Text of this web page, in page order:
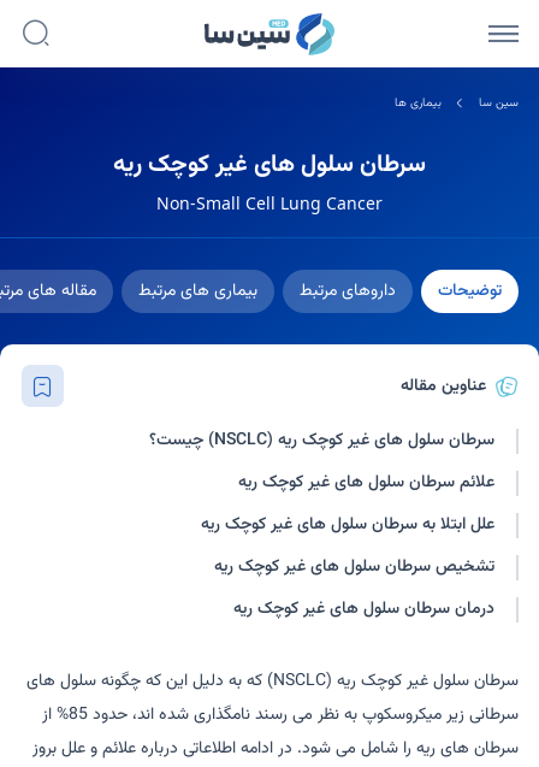
سین سا بیماری ها
سرطان سلول های غیر کوچک ریه
Non-Small Cell Lung Cancer
توضیحات داروهای مرتبط بیماری های مرتبط مقاله های
عناوین مقاله
سرطان سلول های غیر کوچک ریه (NSCLC) چیست؟
علائم سرطان سلول های غیر کوچک ریه
علل ابتلا به سرطان سلول های غیر کوچک ریه
تشخیص سرطان سلول های غیر کوچک ریه
درمان سرطان سلول های غیر کوچک ریه
سرطان سلول غیر کوچک ریه (NSCLC) که به دلیل این که چگونه سلول های
سرطانی زیر میکروسکوپ به نظر می رسند نامگذاری شده اند، حدود 85% از
سرطان های ریه را شامل می شود. در ادامه اطلاعاتی درباره علائم و علل بروز